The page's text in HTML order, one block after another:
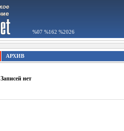
%07 %162 %2026
АРХИВ
Записей нет